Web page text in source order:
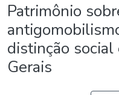
Patrimônio
distinção
Gerais